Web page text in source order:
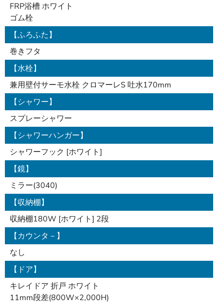
FRP浴槽 ホワイト
ゴム栓
【ふろふた】
巻きフタ
【水栓】
兼用壁付サーモ水栓 クロマーレS 吐水170mm
【シャワー】
スプレーシャワー
【シャワーハンガー】
シャワーフック [ホワイト]
【鏡】
ミラー(3040)
【収納棚】
収納棚180W [ホワイト] 2段
【カウンタ－】
なし
【ドア】
キレイドア 折戸 ホワイト
11mm段差(800W×2,000H)